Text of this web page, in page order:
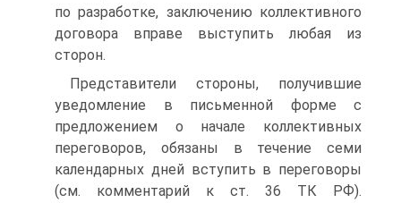
по разработке, заключению коллективного
договора вправе выступить любая из
сторон.
Представители стороны, получившие
уведомление в письменной форме с
предложением о начале коллективных
переговоров, обязаны в течение семи
календарных дней вступить в переговоры
(см. комментарий к ст. 36 ТК РФ).